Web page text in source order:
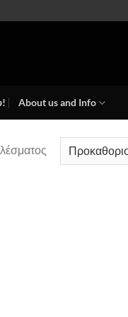
About us and Info